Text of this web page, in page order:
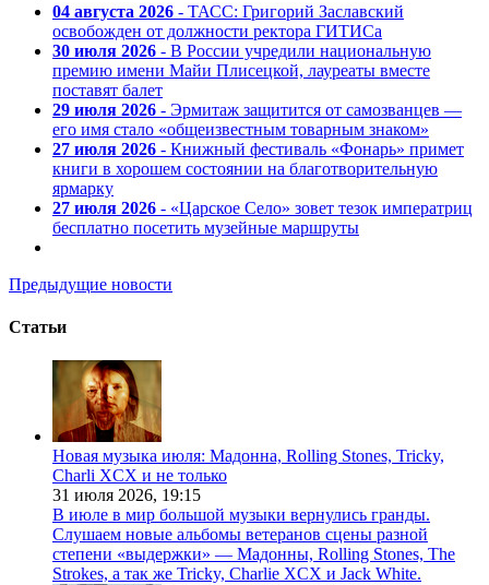
04 августа 2026 - ТАСС: Григорий Заславский
освобожден от должности ректора ГИТИСа
30 июля 2026 - В России учредили национальную
премию имени Майи Плисецкой, лауреаты вместе
поставят балет
29 июля 2026 - Эрмитаж защитится от самозванцев —
его имя стало «общеизвестным товарным знаком»
27 июля 2026 - Книжный фестиваль «Фонарь» примет
книги в хорошем состоянии на благотворительную
ярмарку
27 июля 2026 - «Царское Село» зовет тезок императриц
бесплатно посетить музейные маршруты
Предыдущие новости
Статьи
Новая музыка июля: Мадонна, Rolling Stones, Tricky,
Charli XCX и не только
31 июля 2026, 19:15
В июле в мир большой музыки вернулись гранды.
Слушаем новые альбомы ветеранов сцены разной
степени «выдержки» — Мадонны, Rolling Stones, The
Strokes, а так же Tricky, Charlie XCX и Jack White.